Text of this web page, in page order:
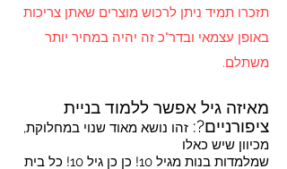
תזכרו תמיד ניתן לרכוש מוצרים שאתן צריכות
באופן עצמאי ובדר"כ זה יהיה במחיר יותר
משתלם.
מאיזה גיל אפשר ללמוד בניית
ציפורניים?: זהו נושא מאוד שנוי במחלוקת,
מכיוון שיש כאלו
שמלמדות בנות מגיל 10! כן כן גיל 10! כל בית